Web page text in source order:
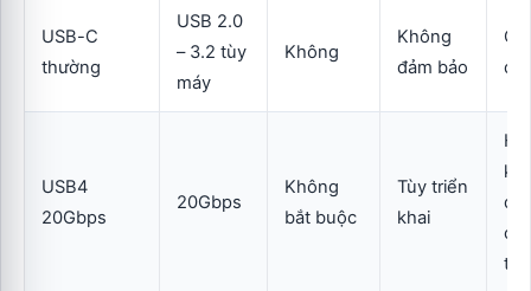
USB-C
thường
USB 2.0
– 3.2 tùy
máy
Không
Không
đảm bảo
USB4
20Gbps
20Gbps
Không
bắt buộc
Tùy triển
khai